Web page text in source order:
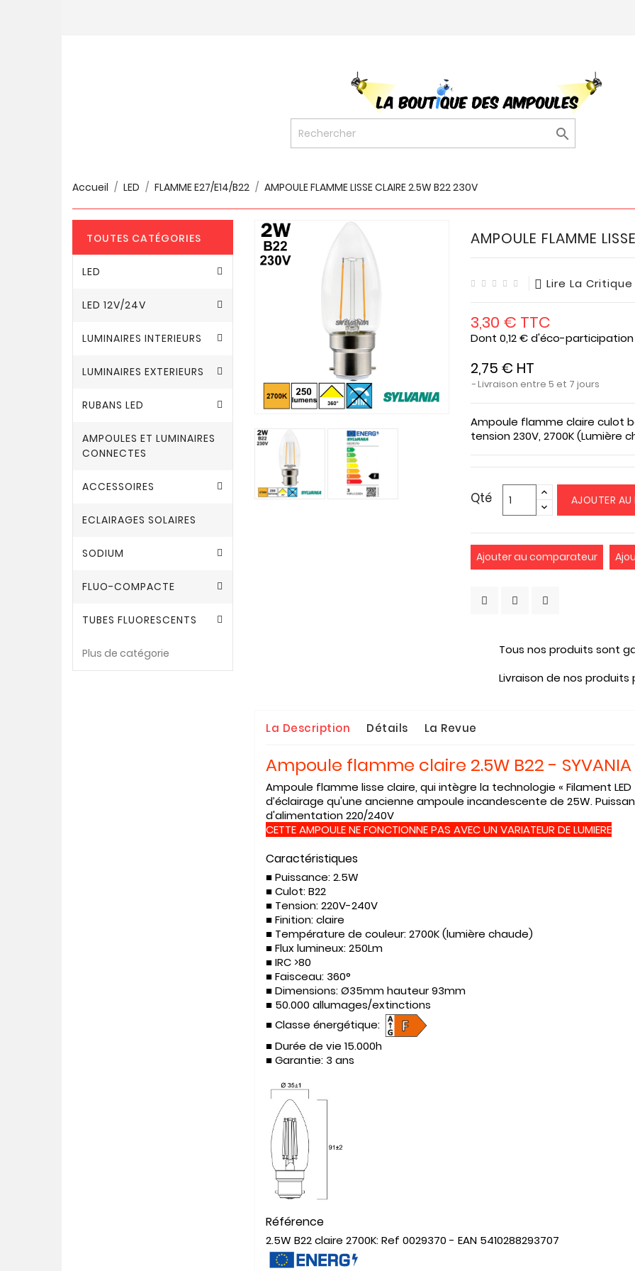

Accueil LED FLAMME E27/E14/B22 AMPOULE FLAMME LISSE CLAIRE 2.5W B22 230V
TOUTES CATÉGORIES
LED
LED 12V/24V
LUMINAIRES INTERIEURS
LUMINAIRES EXTERIEURS
RUBANS LED
AMPOULES ET LUMINAIRES
CONNECTES
ACCESSOIRES
ECLAIRAGES SOLAIRES
SODIUM
FLUO-COMPACTE
TUBES FLUORESCENTS
Plus de catégorie
AMPOULE FLAMME
Lire La Critique
3,30 € TTC
Dont 0,12 € d'éco-participation
2,75 € HT
Livraison entre 5 et 7 jours
Ampoule flamme claire culot
tension 230V, 2700K (Lumière
Qté AJOUTER AU
Ajouter au comparateur
Tous nos produits sont
Livraison de nos produits
La Description Détails La Revue
Ampoule flamme claire 2.5W B22 - SYVANIA
Ampoule flamme lisse claire, qui intègre la technologie « Filament
d’éclairage qu'une ancienne ampoule incandescente de 25W.
d'alimentation 220/240V
CETTE AMPOULE NE FONCTIONNE PAS AVEC UN VARIATEUR DE LUMIERE
Caractéristiques
■ Puissance:2.5W
■ Culot:B22
■ Tension:220V-240V
■ Finition:claire
■ Température de couleur:2700K (lumière chaude)
■ Flux lumineux:250Lm
■IRC >80
■ Faisceau: 360°
■ Dimensions:Ø35mm hauteur 93mm
■ 50.000 allumages/extinctions
■ Classe énergétique:
■ Durée de vie15.000h
■ Garantie: 3 ans
Référence
2.5W B22 claire 2700K: Ref 0029370 - EAN 5410288293707